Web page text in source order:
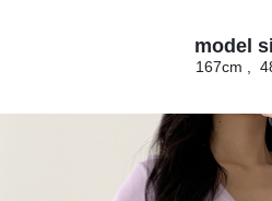
model
167cm ,